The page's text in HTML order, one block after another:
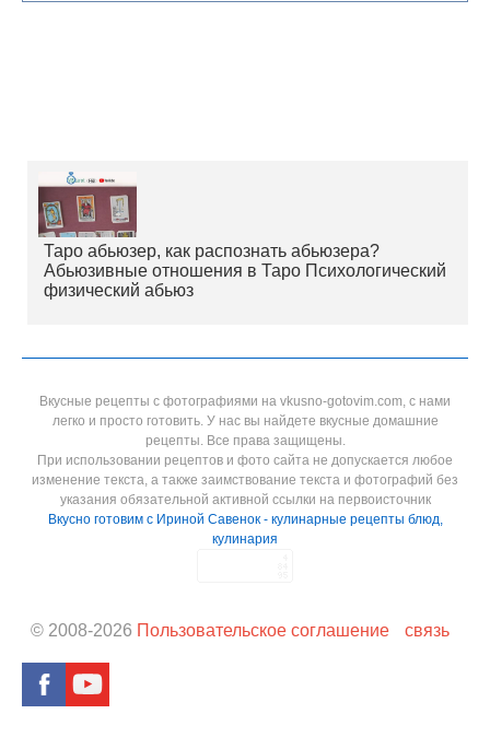
Таро абьюзер, как распознать абьюзера?
Абьюзивные отношения в Таро Психологический
физический абьюз
Вкусные рецепты с фотографиями на vkusno-gotovim.com, с нами
легко и просто готовить. У нас вы найдете вкусные домашние
рецепты. Все права защищены.
При использовании рецептов и фото сайта не допускается любое
изменение текста, а также заимствование текста и фотографий без
указания обязательной активной ссылки на первоисточник
Вкусно готовим с Ириной Савенок - кулинарные рецепты блюд,
кулинария
© 2008-2026 Пользовательское соглашение связь